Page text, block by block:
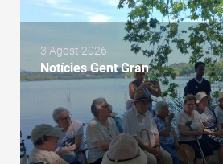
3 Agost 2026
Notícies Gent Gran